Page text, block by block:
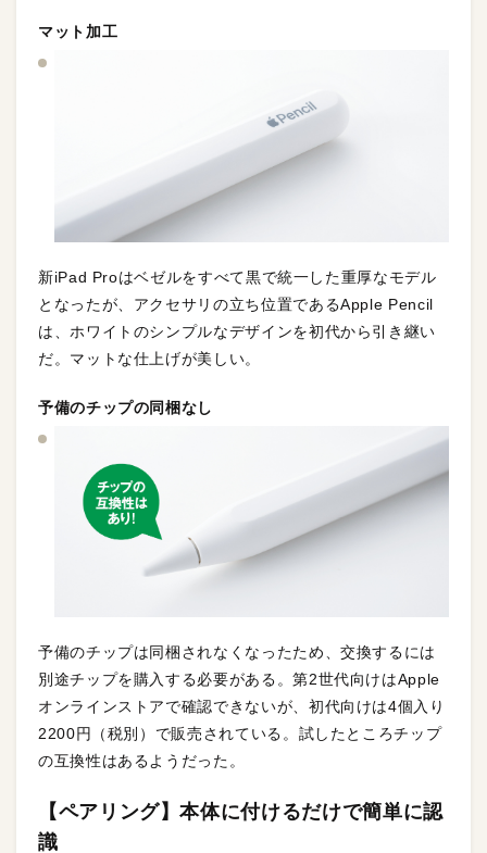
マット加工
新iPad Proはベゼルをすべて黒で統一した重厚なモデル
となったが、アクセサリの立ち位置であるApple Pencil
は、ホワイトのシンプルなデザインを初代から引き継い
だ。マットな仕上げが美しい。
予備のチップの同梱なし
予備のチップは同梱されなくなったため、交換するには
別途チップを購入する必要がある。第2世代向けはApple
オンラインストアで確認できないが、初代向けは4個入り
2200円（税別）で販売されている。試したところチップ
の互換性はあるようだった。
【ペアリング】本体に付けるだけで簡単に認
識